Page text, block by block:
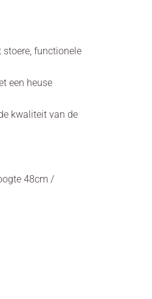
functionele
een heuse
kwaliteit van de
48cm /